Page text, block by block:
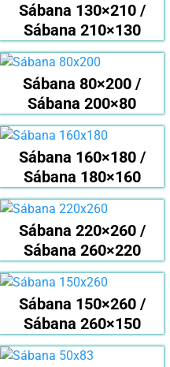
Sábana 130×210 /
Sábana 210×130
Sábana 80×200 /
Sábana 200×80
Sábana 160×180 /
Sábana 180×160
Sábana 220×260 /
Sábana 260×220
Sábana 150×260 /
Sábana 260×150